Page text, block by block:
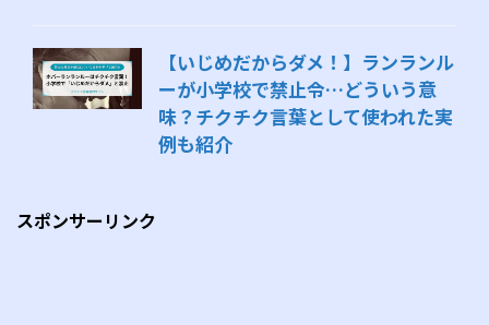
【いじめだからダメ！】ランランル
ーが小学校で禁止令…どういう意
味？チクチク言葉として使われた実
例も紹介
スポンサーリンク